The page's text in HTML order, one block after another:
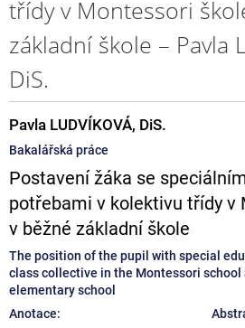
třídy v Montessori
základní škole – Pavla
DiS.
Pavla LUDVÍKOVÁ, DiS.
Bakalářská práce
Postavení žáka se
potřebami v kolektivu třídy v
v běžné základní škole
The position of the pupil with special
class collective in the Montessori school
elementary school
Anotace: